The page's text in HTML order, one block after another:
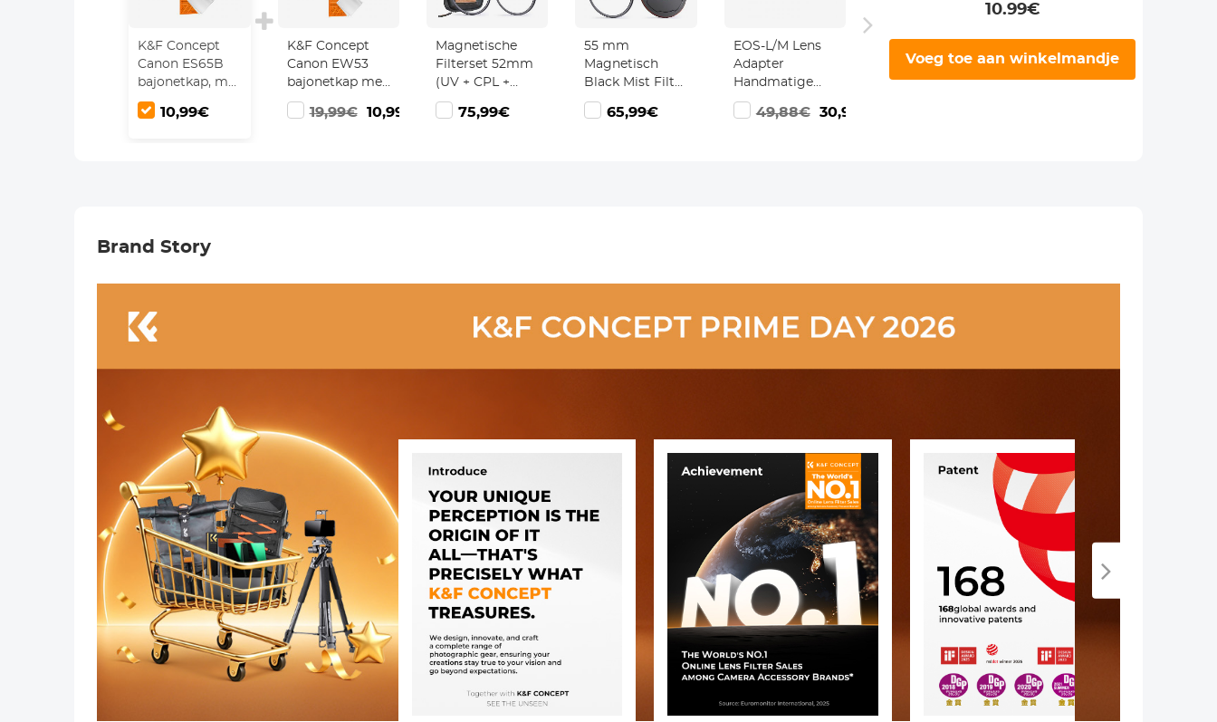
K&F Concept
Canon ES65B
bajonetkap, met
een
stofzuigerdoek
10,99€
K&F Concept
Canon EW53
bajonetkap met
een
stofzuigerdoek
19,99€ 10,99€
Magnetische
Filterset 52mm
(UV + CPL +
ND1000 +
Basisring) 1s
75,99€
55 mm
Magnetisch
Black Mist Filter
1/4 Lens Filter
Voor Speciale
65,99€
EOS-L/M Lens
Adapter
Handmatige
Focus
Compatibele
49,88€ 30,99€
10.99€
Voeg toe aan winkelmandje
Brand Story